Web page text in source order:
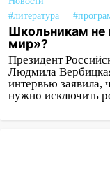
#литература
Школьникам не
мир»?
Президент
Людмила
интервью заявила,
нужно исключить